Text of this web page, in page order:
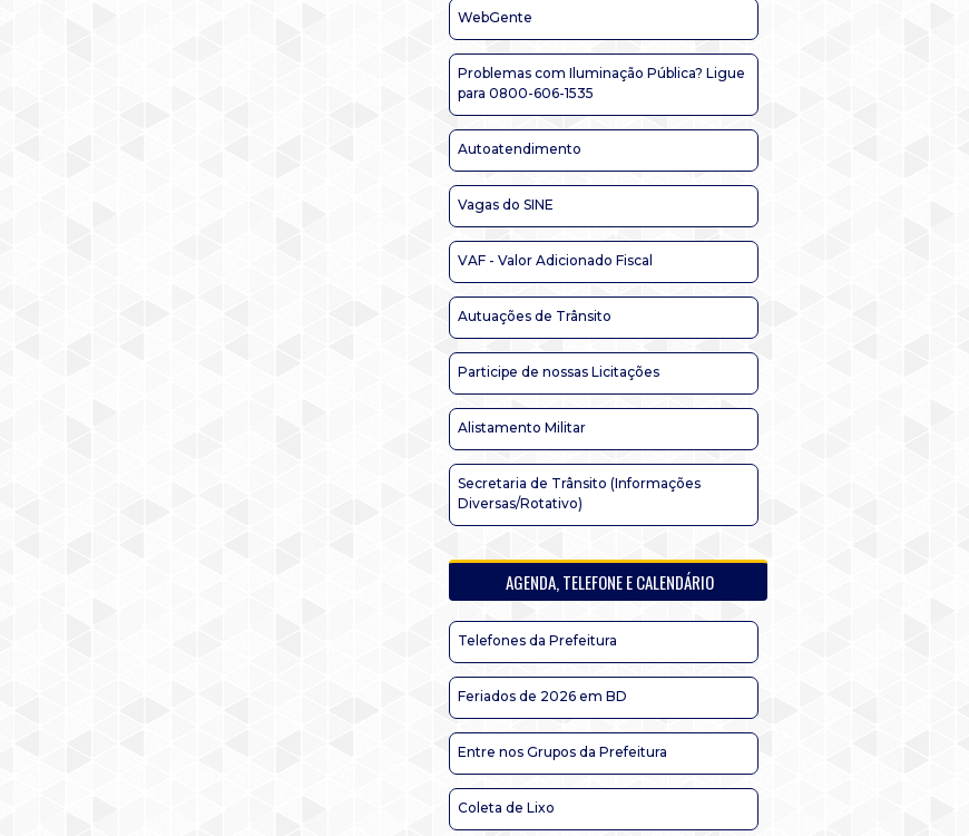
WebGente
Problemas com Iluminação Pública? Ligue
para 0800-606-1535
Autoatendimento
Vagas do SINE
VAF - Valor Adicionado Fiscal
Autuações de Trânsito
Participe de nossas Licitações
Alistamento Militar
Secretaria de Trânsito (Informações
Diversas/Rotativo)
AGENDA, TELEFONE E CALENDÁRIO
Telefones da Prefeitura
Feriados de 2026 em BD
Entre nos Grupos da Prefeitura
Coleta de Lixo